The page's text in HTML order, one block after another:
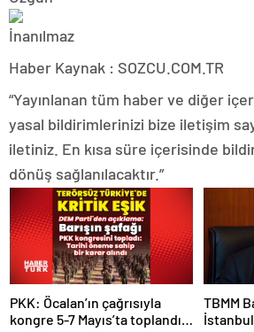
Haber Kaynak : SOZCU.COM.TR
“Yayınlanan tüm haber ve diğer
yasal bildirimlerinizi bize iletişim
iletiniz. En kısa süre içerisinde
dönüş sağlanılacaktır.”
PKK: Öcalan’ın çağrısıyla
kongre 5-7 Mayıs’ta toplandı!
TBMM